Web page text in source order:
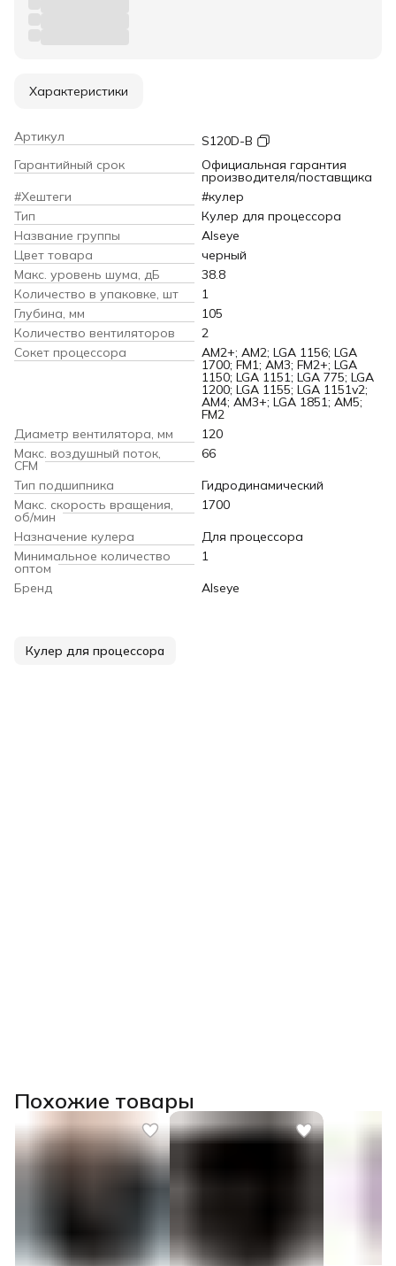
Характеристики
Артикул
S120D-B
Гарантийный срок
Официальная гарантия
производителя/поставщика
#Хештеги
#кулер
Тип
Кулер для процессора
Название группы
Alseye
Цвет товара
черный
Макс. уровень шума, дБ
38.8
Количество в упаковке, шт
1
Глубина, мм
105
Количество вентиляторов
2
Сокет процессора
AM2+; AM2; LGA 1156; LGA
1700; FM1; AM3; FM2+; LGA
1150; LGA 1151; LGA 775; LGA
1200; LGA 1155; LGA 1151v2;
AM4; AM3+; LGA 1851; AM5;
FM2
Диаметр вентилятора, мм
120
Макс. воздушный поток,
CFM
66
Тип подшипника
Гидродинамический
Макс. скорость вращения,
об/мин
1700
Назначение кулера
Для процессора
Минимальное количество
оптом
1
Бренд
Alseye
Кулер для процессора
Похожие товары